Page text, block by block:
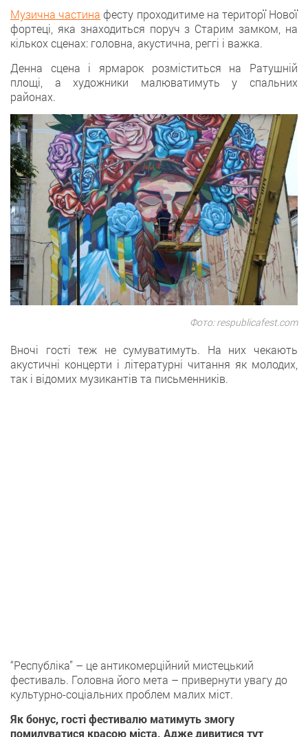
Музична частина фесту проходитиме на територї Нової
фортеці, яка знаходиться поруч з Старим замком, на
кількох сценах: головна, акустична, реггі і важка.
Денна сцена і ярмарок розміститься на Ратушній
площі, а художники малюватимуть у спальних
районах.
Фото: respublicafest.com
Вночі гості теж не сумуватимуть. На них чекають
акустичні концерти і літературні читання як молодих,
так і відомих музикантів та письменників.
“Республіка” – це антикомерційний мистецький
фестиваль. Головна його мета – привернути увагу до
культурно-соціальних проблем малих міст.
Як бонус, гості фестивалю матимуть змогу
помилуватися красою міста. Адже дивитися тут